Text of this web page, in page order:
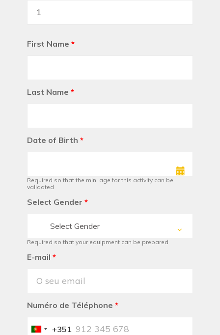
First Name *
Last Name *
Date of Birth *
Required so that the min. age for this activity can be
validated
Select Gender *
Select Gender
Required so that your equipment can be prepared
E-mail *
Numéro de Téléphone *
Portugal
+351